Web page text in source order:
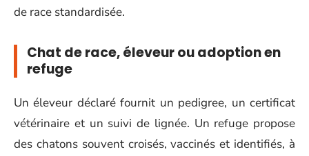
de race standardisée.
Chat de race, éleveur ou adoption en
refuge
Un éleveur déclaré fournit un pedigree, un certificat
vétérinaire et un suivi de lignée. Un refuge propose
des chatons souvent croisés, vaccinés et identifiés, à